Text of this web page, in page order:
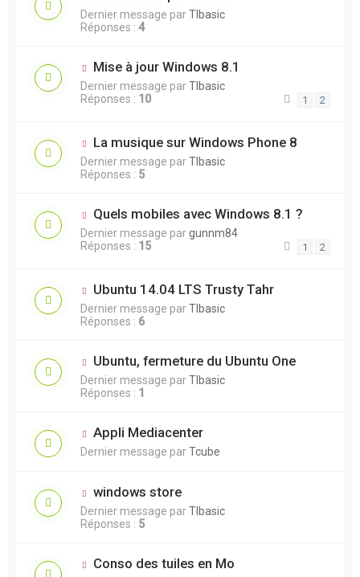
Dernier message parTIbasic
Réponses : 4
Mise à jour Windows 8.1
Dernier message parTIbasic
Réponses : 10 1 2
La musique sur Windows Phone 8
Dernier message parTIbasic
Réponses : 5
Quels mobiles avec Windows 8.1 ?
Dernier message pargunnm84
Réponses : 15 1 2
Ubuntu 14.04 LTS Trusty Tahr
Dernier message parTIbasic
Réponses : 6
Ubuntu, fermeture du Ubuntu One
Dernier message parTIbasic
Réponses : 1
Appli Mediacenter
Dernier message parTcube
windows store
Dernier message parTIbasic
Réponses : 5
Conso des tuiles en Mo